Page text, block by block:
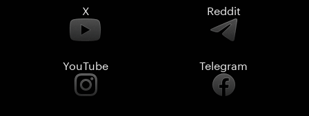
X Reddit
YouTube Telegram